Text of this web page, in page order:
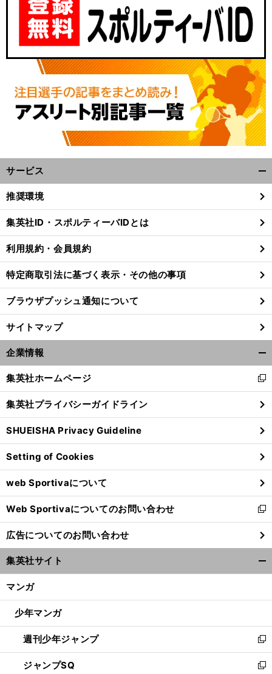
山
縣
、
桐生
、
サニブラウン
.
.
.
。
男子４×100ｍリレー代表争いが大激戦
サービス
閉
る
推奨環境
集英社ID・スポルティーバIDとは
利用規約・会員規約
特定商取引法に基づく表示・その他の事項
ブラウザプッシュ通知について
サイトマップ
企業情報
閉
る
集英社ホームページ
新
し
い
ウ
ィ
ン
ド
ウ
で
開
く
集英社プライバシーガイドライン
SHUEISHA Privacy Guideline
Setting of Cookies
web Sportivaについて
Web Sportivaについてのお問い合わせ
新
し
い
ウ
ィ
ン
ウ
開
く
広告についてのお問い合わせ
集英社サイト
マンガ
少年マンガ
週刊少年ジャンプ
新
し
い
ジャンプSQ
新